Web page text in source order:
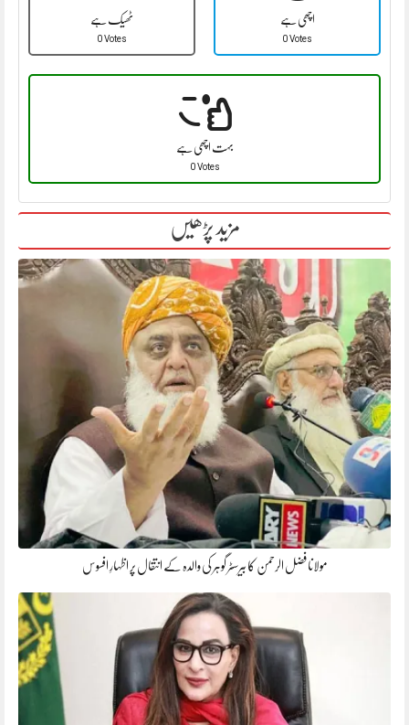
ٹھیک ہے
0 Votes
اچھی ہے
0 Votes
بہت اچھی ہے
0 Votes
مزید پڑھیں
مولانا فضل الرحمن کا بیرسٹر گوہر کی والدہ کے انتقال پر اظہارِ افسوس